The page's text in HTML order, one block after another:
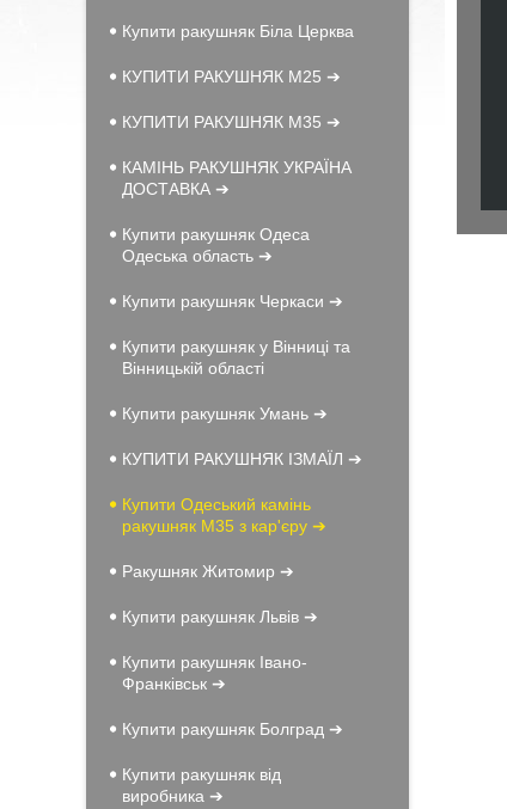
Купити ракушняк Біла Церква
КУПИТИ РАКУШНЯК М25 ➔
КУПИТИ РАКУШНЯК М35 ➔
КАМІНЬ РАКУШНЯК УКРАЇНА
ДОСТАВКА ➔
Купити ракушняк Одеса
Одеська область ➔
Купити ракушняк Черкаси ➔
Купити ракушняк у Вінниці та
Вінницькій області
Купити ракушняк Умань ➔
КУПИТИ РАКУШНЯК ІЗМАЇЛ ➔
Купити Одеський камінь
ракушняк М35 з кар'єру ➔
Ракушняк Житомир ➔
Купити ракушняк Львів ➔
Купити ракушняк Івано-
Франківськ ➔
Купити ракушняк Болград ➔
Купити ракушняк від
виробника ➔